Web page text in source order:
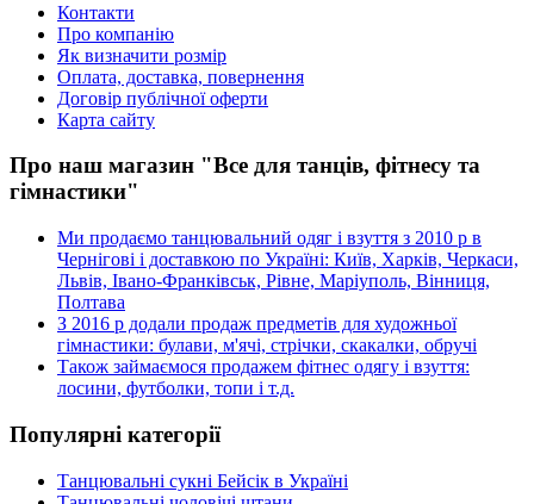
Контакти
Про компанію
Як визначити розмір
Оплата, доставка, повернення
Договір публічної оферти
Карта сайту
Про наш магазин "Все для танців, фітнесу та
гімнастики"
Ми продаємо танцювальний одяг і взуття з 2010 р в
Чернігові і доставкою по Україні: Київ, Харків, Черкаси,
Львів, Івано-Франківськ, Рівне, Маріуполь, Вінниця,
Полтава
З 2016 р додали продаж предметів для художньої
гімнастики: булави, м'ячі, стрічки, скакалки, обручі
Також займаємося продажем фітнес одягу і взуття:
лосини, футболки, топи і т.д.
Популярні категорії
Танцювальні сукні Бейсік в Україні